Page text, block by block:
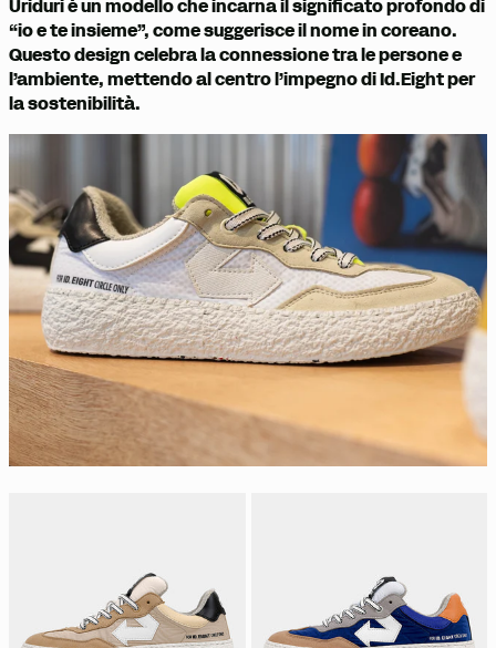
Uriduri è un modello che incarna il significato profondo di
“io e te insieme”, come suggerisce il nome in coreano.
Questo design celebra la connessione tra le persone e
l’ambiente, mettendo al centro l’impegno di Id.Eight per
la sostenibilità.